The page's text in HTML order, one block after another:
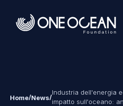
Home/News/
Industria dell'energia
impatto sull'oceano: